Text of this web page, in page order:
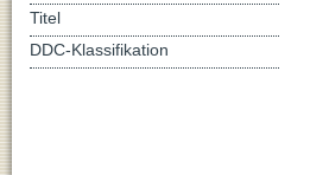
Titel
DDC-Klassifikation